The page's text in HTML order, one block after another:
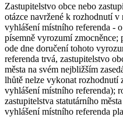
Zastupitelstvo obce nebo
otázce navržené k rozhodnutí
vyhlášení místního referenda -
písemně vyrozumí zmocněnce;
ode dne doručení tohoto
referenda trvá, zastupitelstvo
města na svém nejbližším
lhůtě nelze vykonat rozhodnutí
vyhlášení místního referenda);
zastupitelstva statutárního
vyhlášení místního referenda